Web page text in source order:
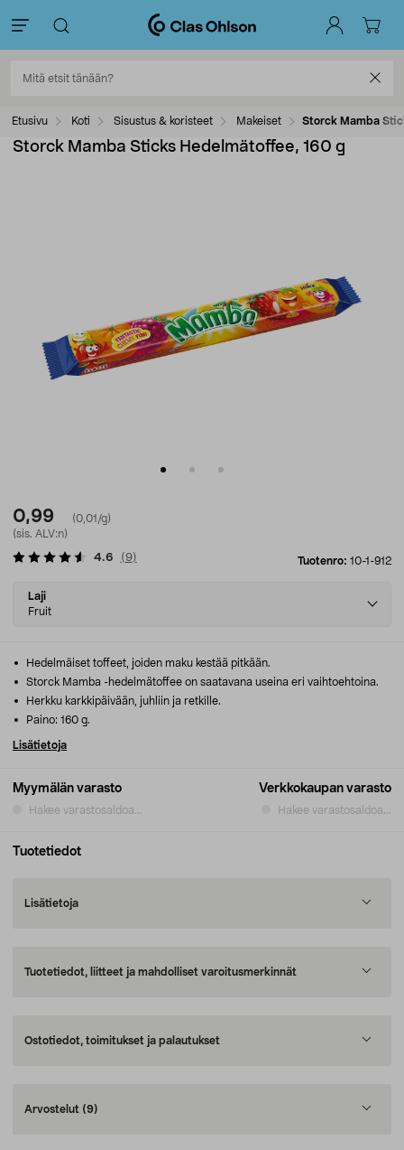
Etusivu Koti Sisustus & koristeet Makeiset Storck Mamba
Storck Mamba Sticks Hedelmätoffee, 160 g
0,99
(0,01/g)
(sis. ALV:n)
Tuotenro: 10-1-912
4.6 (9)
Select
variant
Laji
Fruit
Myymälän varasto
Hakee varastosaldoa...
Verkkokaupan varasto
Hakee varastosaldoa...
Hedelmäiset toffeet, joiden maku kestää pitkään.
Storck Mamba -hedelmätoffee on saatavana useina eri vaihtoehtoina.
Herkku karkkipäivään, juhliin ja retkille.
Paino: 160 g.
Lisätietoja
Tuotetiedot
Lisätietoja
Tuotetiedot, liitteet ja mahdolliset varoitusmerkinnät
Ostotiedot, toimitukset ja palautukset
Arvostelut (9)